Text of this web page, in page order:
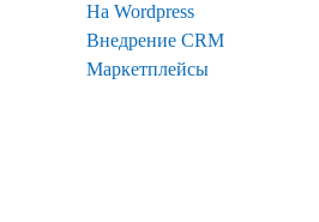
На Wordpress
Внедрение CRM
Маркетплейсы